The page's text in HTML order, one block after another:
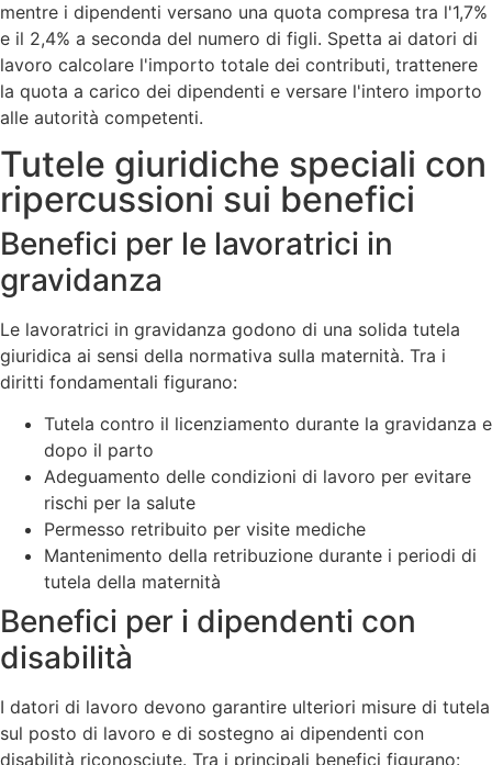
mentre i dipendenti versano una quota compresa tra l'1,7%
e il 2,4% a seconda del numero di figli. Spetta ai datori di
lavoro calcolare l'importo totale dei contributi, trattenere
la quota a carico dei dipendenti e versare l'intero importo
alle autorità competenti.
Tutele giuridiche speciali con
ripercussioni sui benefici
Benefici per le lavoratrici in
gravidanza
Le lavoratrici in gravidanza godono di una solida tutela
giuridica ai sensi della normativa sulla maternità. Tra i
diritti fondamentali figurano:
Tutela contro il licenziamento durante la gravidanza e
dopo il parto
Adeguamento delle condizioni di lavoro per evitare
rischi per la salute
Permesso retribuito per visite mediche
Mantenimento della retribuzione durante i periodi di
tutela della maternità
Benefici per i dipendenti con
disabilità
I datori di lavoro devono garantire ulteriori misure di tutela
sul posto di lavoro e di sostegno ai dipendenti con
disabilità riconosciute. Tra i principali benefici figurano: